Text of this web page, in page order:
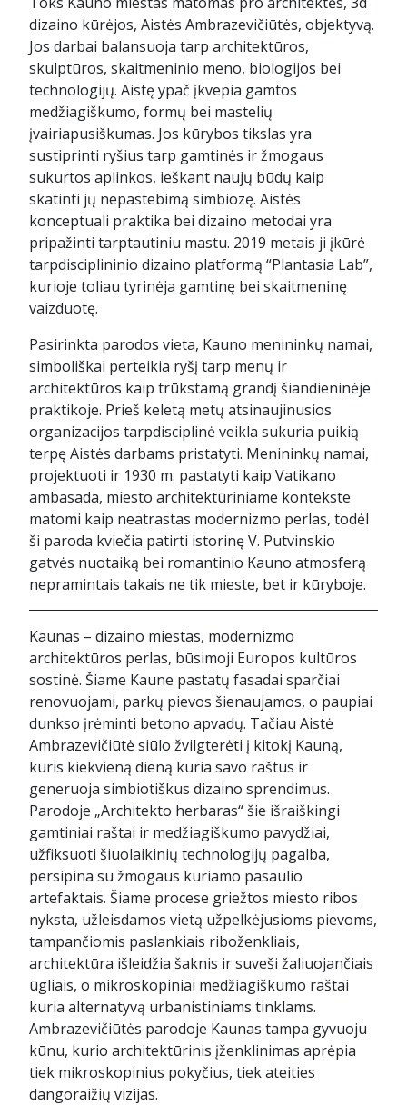
dizaino kūrėjos, Aistės Ambrazevičiūtės, objektyvą.
Jos darbai balansuoja tarp architektūros,
skulptūros, skaitmeninio meno, biologijos bei
technologijų. Aistę ypač įkvepia gamtos
medžiagiškumo, formų bei mastelių
įvairiapusiškumas. Jos kūrybos tikslas yra
sustiprinti ryšius tarp gamtinės ir žmogaus
sukurtos aplinkos, ieškant naujų būdų kaip
skatinti jų nepastebimą simbiozę. Aistės
konceptuali praktika bei dizaino metodai yra
pripažinti tarptautiniu mastu. 2019 metais ji įkūrė
tarpdisciplininio dizaino platformą “Plantasia Lab”,
kurioje toliau tyrinėja gamtinę bei skaitmeninę
vaizduotę.
Pasirinkta parodos vieta, Kauno menininkų namai,
simboliškai perteikia ryšį tarp menų ir
architektūros kaip trūkstamą grandį šiandieninėje
praktikoje. Prieš keletą metų atsinaujinusios
organizacijos tarpdisciplinė veikla sukuria puikią
terpę Aistės darbams pristatyti. Menininkų namai,
projektuoti ir 1930 m. pastatyti kaip Vatikano
ambasada, miesto architektūriniame kontekste
matomi kaip neatrastas modernizmo perlas, todėl
ši paroda kviečia patirti istorinę V. Putvinskio
gatvės nuotaiką bei romantinio Kauno atmosferą
nepramintais takais ne tik mieste, bet ir kūryboje.
Kaunas – dizaino miestas, modernizmo
architektūros perlas, būsimoji Europos kultūros
sostinė. Šiame Kaune pastatų fasadai sparčiai
renovuojami, parkų pievos šienaujamos, o paupiai
dunkso įrėminti betono apvadų. Tačiau Aistė
Ambrazevičiūtė siūlo žvilgterėti į kitokį Kauną,
kuris kiekvieną dieną kuria savo raštus ir
generuoja simbiotiškus dizaino sprendimus.
Parodoje „Architekto herbaras“ šie išraiškingi
gamtiniai raštai ir medžiagiškumo pavydžiai,
užfiksuoti šiuolaikinių technologijų pagalba,
persipina su žmogaus kuriamo pasaulio
artefaktais. Šiame procese griežtos miesto ribos
nyksta, užleisdamos vietą užpelkėjusioms pievoms,
tampančiomis paslankiais riboženkliais,
architektūra išleidžia šaknis ir suveši žaliuojančiais
ūgliais, o mikroskopiniai medžiagiškumo raštai
kuria alternatyvą urbanistiniams tinklams.
Ambrazevičiūtės parodoje Kaunas tampa gyvuoju
kūnu, kurio architektūrinis įženklinimas aprėpia
tiek mikroskopinius pokyčius, tiek ateities
dangoraižių vizijas.